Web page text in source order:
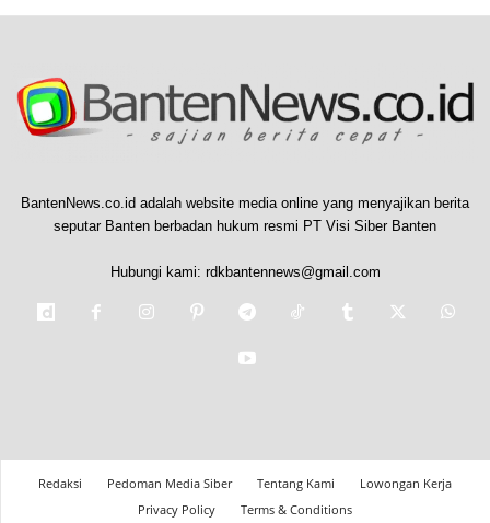
BantenNews.co.id adalah website media online yang menyajikan berita
seputar Banten berbadan hukum resmi PT Visi Siber Banten
Hubungi kami: rdkbantennews@gmail.com
Redaksi Pedoman Media Siber Tentang Kami
Lowongan Kerja
Privacy Policy
Terms & Conditions